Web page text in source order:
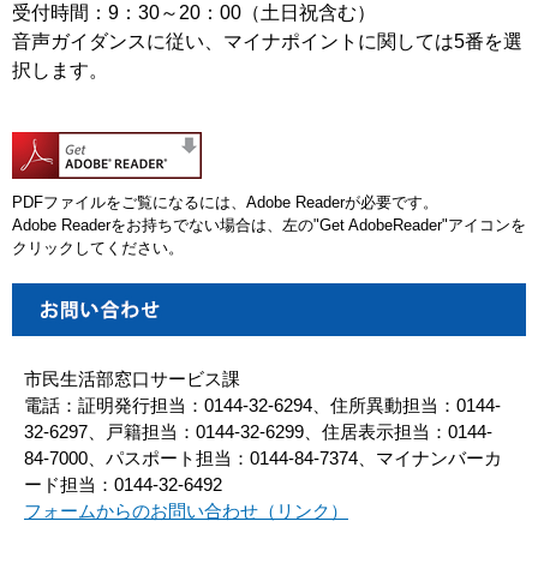
受付時間：9：30～20：00（土日祝含む）
音声ガイダンスに従い、マイナポイントに関しては5番を選
択します。
PDFファイルをご覧になるには、Adobe Readerが必要です。
Adobe Readerをお持ちでない場合は、左の"Get AdobeReader"アイコンを
クリックしてください。
市民生活部窓口サービス課
電話：証明発行担当：0144-32-6294、住所異動担当：0144-
32-6297、戸籍担当：0144-32-6299、住居表示担当：0144-
84-7000、パスポート担当：0144-84-7374、マイナンバーカ
ード担当：0144-32-6492
フォームからのお問い合わせ（リンク）